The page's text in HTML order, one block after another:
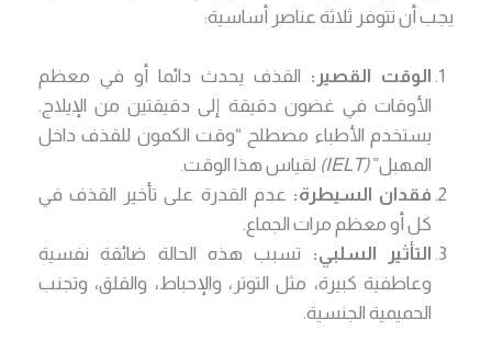
يجب أن تتوفر ثلاثة عناصر أساسية:
الوقت القصير: القذف يحدث دائما أو في معظم
الأوقات في غضون دقيقة إلى دقيقتين من الإيلاج.
يستخدم الأطباء مصطلح “وقت الكمون للقذف داخل
المهبل”(IELT)
لقياس هذا الوقت.
فقدان السيطرة: عدم القدرة على تأخير القذف في
كل أو معظم مرات الجماع.
التأثير السلبي: تسبب هذه الحالة ضائقة نفسية
وعاطفية كبيرة، مثل التوتر، والإحباط، والقلق، وتجنب
الحميمية الجنسية.